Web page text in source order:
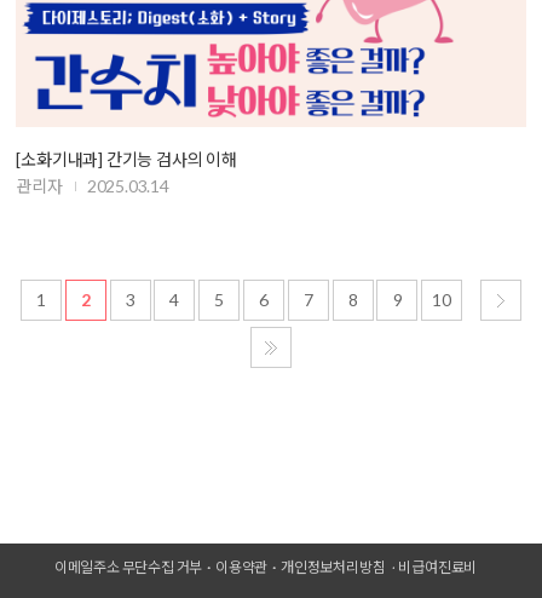
[소화기내과] 간기능 검사의 이해
관리자
2025.03.14
1 2 3 4 5 6 7 8 9 10
이메일주소 무단수집 거부 이용약관 개인정보처리방침 비급여진료비